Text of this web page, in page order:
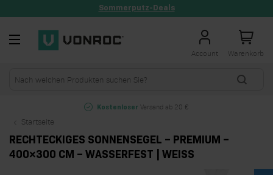
Sommerputz-Deals
Account Warenkorb
Jetzt kaufen,später bezahlen
Startseite
RECHTECKIGES SONNENSEGEL – PREMIUM –
400×300 CM – WASSERFEST | WEISS